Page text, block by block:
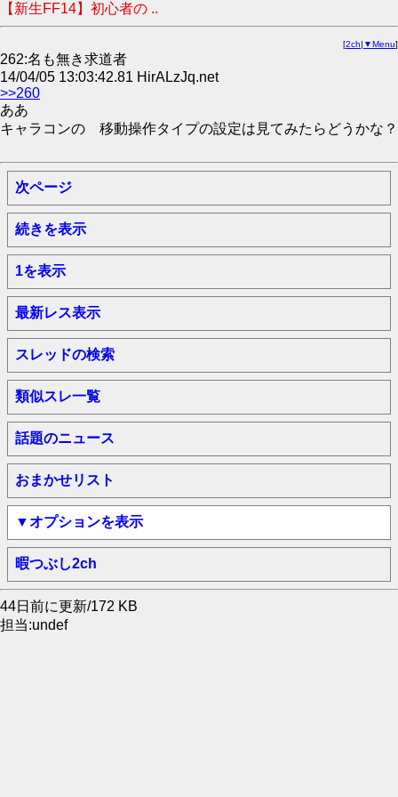
【新生FF14】初心者の ..
[2ch| ▼Menu]
262:名も無き求道者
14/04/05 13:03:42.81 HirALzJq.net
>>260
ああ
キャラコンの 移動操作タイプの設定は見てみたらどうかな？
次ページ
続きを表示
1を表示
最新レス表示
スレッドの検索
類似スレ一覧
話題のニュース
おまかせリスト
▼オプションを表示
暇つぶし2ch
44日前に更新/172 KB
担当:undef